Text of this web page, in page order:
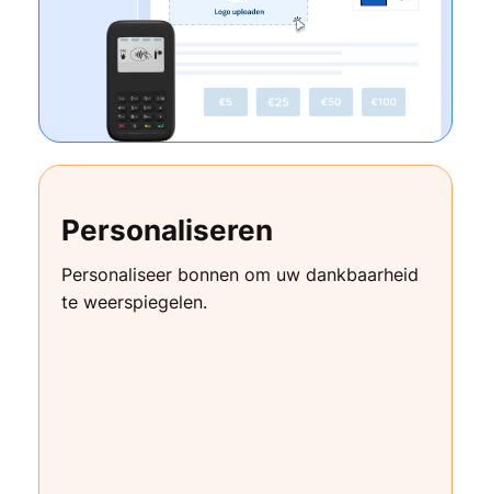
Personaliseren
Personaliseer bonnen om uw dankbaarheid
te weerspiegelen.